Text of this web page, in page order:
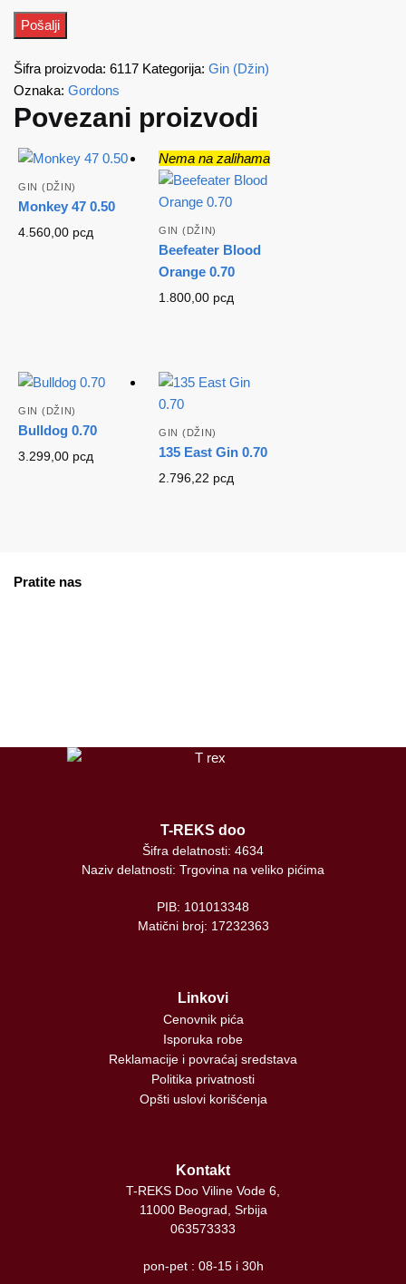
Šifra proizvoda: 6117 Kategorija: Gin (Džin)
Oznaka: Gordons
Povezani proizvodi
GIN (DŽIN)
Monkey 47 0.50
4.560,00 рсд
Nema na zalihama
GIN (DŽIN)
Beefeater Blood
Orange 0.70
1.800,00 рсд
GIN (DŽIN)
Bulldog 0.70
3.299,00 рсд
GIN (DŽIN)
135 East Gin 0.70
2.796,22 рсд
Pratite nas
T-REKS doo
Šifra delatnosti: 4634
Naziv delatnosti: Trgovina na veliko pićima
PIB: 101013348
Matični broj: 17232363
Linkovi
Cenovnik pića
Isporuka robe
Reklamacije i povraćaj sredstava
Politika privatnosti
Opšti uslovi korišćenja
Kontakt
T-REKS Doo Viline Vode 6,
11000 Beograd, Srbija
063573333
pon-pet : 08-15 i 30h